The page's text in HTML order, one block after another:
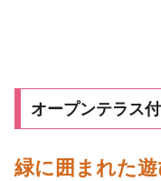
オープンテラス
緑に囲まれた